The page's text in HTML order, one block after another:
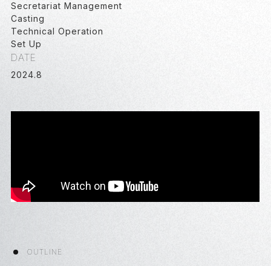
Secretariat Management
Casting
Technical Operation
Set Up
DATE
2024.8
OUTLINE